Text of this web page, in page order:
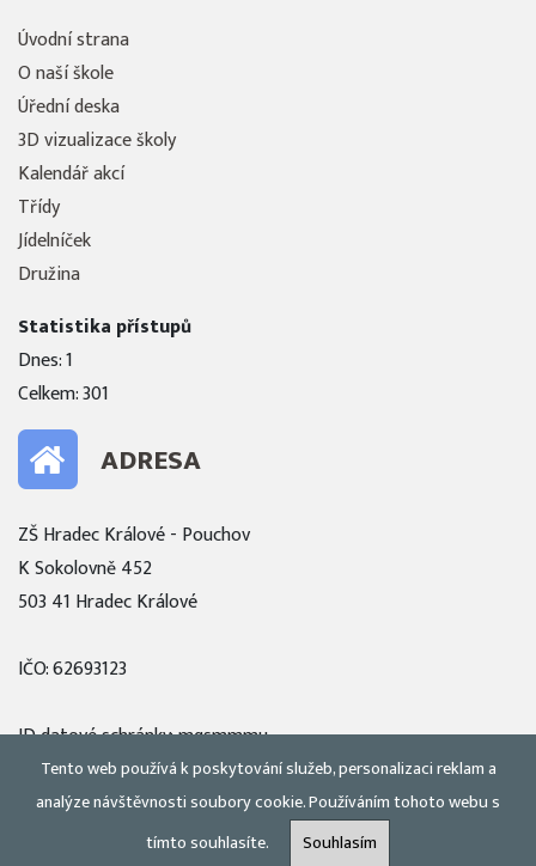
Úvodní strana
O naší škole
Úřední deska
3D vizualizace školy
Kalendář akcí
Třídy
Jídelníček
Družina
Statistika přístupů
Dnes: 1
Celkem: 301
ADRESA
ZŠ Hradec Králové - Pouchov
K Sokolovně 452
503 41 Hradec Králové
IČO: 62693123
ID datové schránky: mqsmmmu
Zobrazit mapu
Tento web používá k poskytování služeb, personalizaci reklam a
analýze návštěvnosti soubory cookie. Používáním tohoto webu s
tímto souhlasíte.
Souhlasím